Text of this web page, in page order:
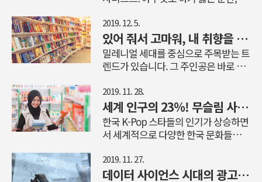
로 호빵은 대표적인 겨울 음식입니다.
호빵의 인기와 함께 호빵 브랜드의 원
탑이라고 할 수 있는 ‘삼립호빵’의 CM
송 역시 국민가요 수준의 인지도를 누
리고 있는데요. 삼립호빵에서 처음 선
보인 CM송은 여러분이 아는 지금의 노
빵의 ..
에서 재미로 자리 잡은 놀이 문화가 있
습니다. 전국 빵집 맛집을 찾아다니는
‘빵지순례’라고, 여러분도 한 번쯤 들어
봤을 것 같은데요. 온오프라인 매체에
서도 ‘빵지순례’ 타이틀로 꼭 가봐야 할
추천 빵집을 소개하는 글을 심심치 않
불어 특색 있는 공간으로 가족, 연인, 동
료들과 함께 갈 만한 베이커리 카페들
을 소개해 드릴게요. 뉴트로 감성의 대
표 주자 ‘태극당’ & ‘프릳츠커피 도화’
는 당신에게 눈이 번쩍 뜨일 이야기를
전해드립니다. 최근에는 세계 경제가
이들을 주목하며 새로운 경제 트렌드까
지 만들어 낼 정도인데요. 이른바 ‘귀차
니즘 이코노미’라 불리는 새로운 경제
트렌드를 HS애드 블로그에서 소개합
니다. 귀차니즘, 귀차니스트, 이따가 이
따가 병 많이들 말하는 귀차니즘, 이 단
어는 2000년대 초반 ‘스노우캣’이라는
웹툰으로부터 시작된 것으로 보입니
다. 만사가 귀찮다는 ‘귀찮_’이라는 단
어에 행위나 상태, 특징을 나타내는 ‘~
주의’라는 뜻의 ‘-ism’이 붙어 탄생하게
2019. 12. 5.
있어 줘서 고마워, 내 취향을 위한 독립서점 트렌드
밀레니얼 세대를 중심으로 주목받는 트
렌드가 있습니다. 그 주인공은 바로 독
핫플레이스로 떠올랐고, 독립출판물인
라는 책은 온라인과 오프라인을 넘나들
며 베스트셀러에 오르기도 했습니다.
생소하지만 어느새 우리 곁으로 다가온
독립서점, 과연 어떤 매력으로 지금의
자리에 올 수 있었는지 HS애드 블로그
에서 살펴보겠습니다. 왜 독립서점인
2019. 11. 28.
세계 인구의 23%! 무슬림 사로잡는 할랄 광고
한국 K-Pop 스타들의 인기가 상승하면
서 세계적으로 다양한 한국 문화들이
23%를 차지하고 있는 이슬람교도인
‘무슬림 문화권’에서도 역시 마찬가지
2019. 11. 27.
데이터 사이언스 시대의 광고의 변화 3부: 데이터 시대의 광고전략